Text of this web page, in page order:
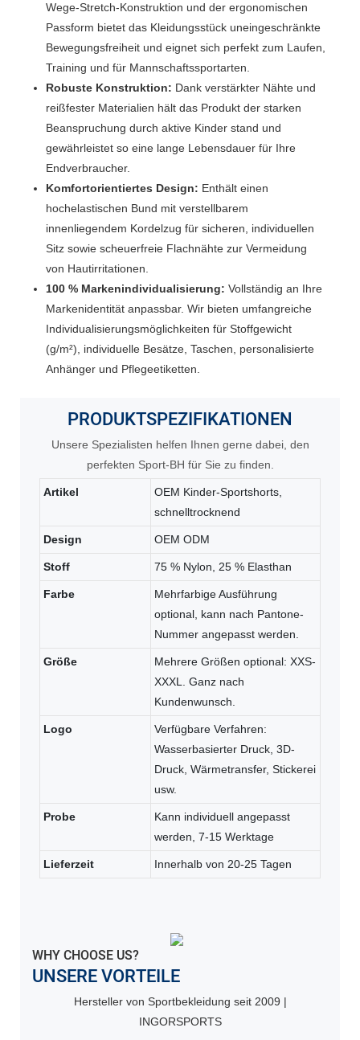
Wege-Stretch-Konstruktion und der ergonomischen
Passform bietet das Kleidungsstück uneingeschränkte
Bewegungsfreiheit und eignet sich perfekt zum Laufen,
Training und für Mannschaftssportarten.
Robuste Konstruktion: Dank verstärkter Nähte und
reißfester Materialien hält das Produkt der starken
Beanspruchung durch aktive Kinder stand und
gewährleistet so eine lange Lebensdauer für Ihre
Endverbraucher.
Komfortorientiertes Design: Enthält einen
hochelastischen Bund mit verstellbarem
innenliegendem Kordelzug für sicheren, individuellen
Sitz sowie scheuerfreie Flachnähte zur Vermeidung
von Hautirritationen.
100 % Markenindividualisierung: Vollständig an Ihre
Markenidentität anpassbar. Wir bieten umfangreiche
Individualisierungsmöglichkeiten für Stoffgewicht
(g/m²), individuelle Besätze, Taschen, personalisierte
Anhänger und Pflegeetiketten.
PRODUKTSPEZIFIKATIONEN
Unsere Spezialisten helfen Ihnen gerne dabei, den
perfekten Sport-BH für Sie zu finden.
Artikel
OEM Kinder-Sportshorts,
schnelltrocknend
Design OEM ODM
Stoff 75 % Nylon, 25 % Elasthan
Farbe
Mehrfarbige Ausführung
optional, kann nach Pantone-
Nummer angepasst werden.
Größe
Mehrere Größen optional: XXS-
XXXL. Ganz nach
Kundenwunsch.
Logo
Verfügbare Verfahren:
Wasserbasierter Druck, 3D-
Druck, Wärmetransfer, Stickerei
usw.
Probe
Kann individuell angepasst
werden, 7-15 Werktage
Lieferzeit Innerhalb von 20-25 Tagen
WHY CHOOSE US?
UNSERE VORTEILE
Hersteller von Sportbekleidung seit 2009 |
INGORSPORTS